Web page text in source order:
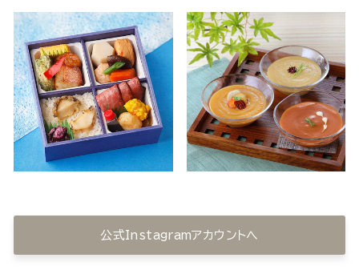
公式Instagramアカウントへ